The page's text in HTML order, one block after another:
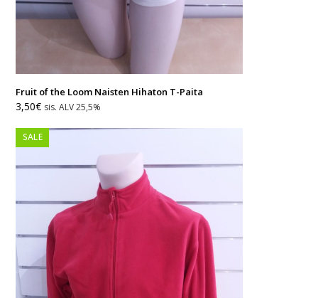
Fruit of the Loom Naisten Hihaton T-Paita
Alkuperäinen
oli:
12,50€.
3,50€Nykyinen
on:
3,50€.
sis. ALV 25,5%
SALE